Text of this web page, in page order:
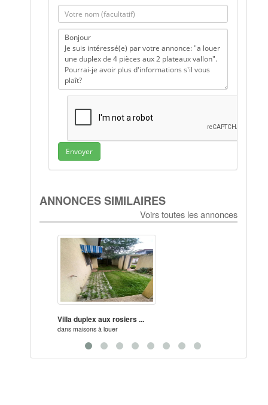
Envoyer
ANNONCES SIMILAIRES
Voirs toutes les annonces
Villa duplex aux rosiers ...
dans maisons à louer